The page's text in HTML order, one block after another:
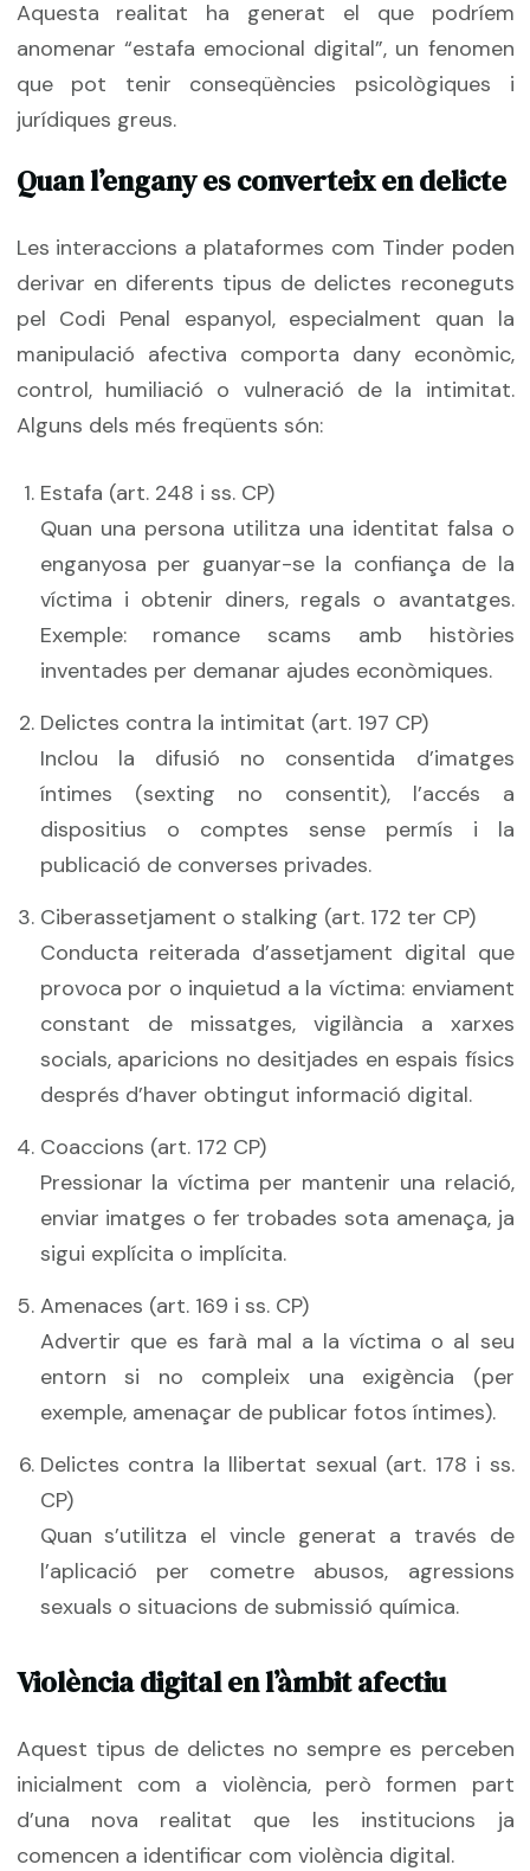
Aquesta realitat ha generat el que podríem
anomenar “estafa emocional digital”, un fenomen
que pot tenir conseqüències psicològiques i
jurídiques greus.
Quan l’engany es converteix en delicte
Les interaccions a plataformes com Tinder poden
derivar en diferents tipus de delictes reconeguts
pel Codi Penal espanyol, especialment quan la
manipulació afectiva comporta dany econòmic,
control, humiliació o vulneració de la intimitat.
Alguns dels més freqüents són:
Estafa (art. 248 i ss. CP)
Quan una persona utilitza una identitat falsa o
enganyosa per guanyar-se la confiança de la
víctima i obtenir diners, regals o avantatges.
Exemple: romance scams amb històries
inventades per demanar ajudes econòmiques.
Delictes contra la intimitat (art. 197 CP)
Inclou la difusió no consentida d’imatges
íntimes (sexting no consentit), l’accés a
dispositius o comptes sense permís i la
publicació de converses privades.
Ciberassetjament o stalking (art. 172 ter CP)
Conducta reiterada d’assetjament digital que
provoca por o inquietud a la víctima: enviament
constant de missatges, vigilància a xarxes
socials, aparicions no desitjades en espais físics
després d’haver obtingut informació digital.
Coaccions (art. 172 CP)
Pressionar la víctima per mantenir una relació,
enviar imatges o fer trobades sota amenaça, ja
sigui explícita o implícita.
Amenaces (art. 169 i ss. CP)
Advertir que es farà mal a la víctima o al seu
entorn si no compleix una exigència (per
exemple, amenaçar de publicar fotos íntimes).
Delictes contra la llibertat sexual (art. 178 i ss.
CP)
Quan s’utilitza el vincle generat a través de
l’aplicació per cometre abusos, agressions
sexuals o situacions de submissió química.
Violència digital en l’àmbit afectiu
Aquest tipus de delictes no sempre es perceben
inicialment com a violència, però formen part
d’una nova realitat que les institucions ja
comencen a identificar com violència digital.